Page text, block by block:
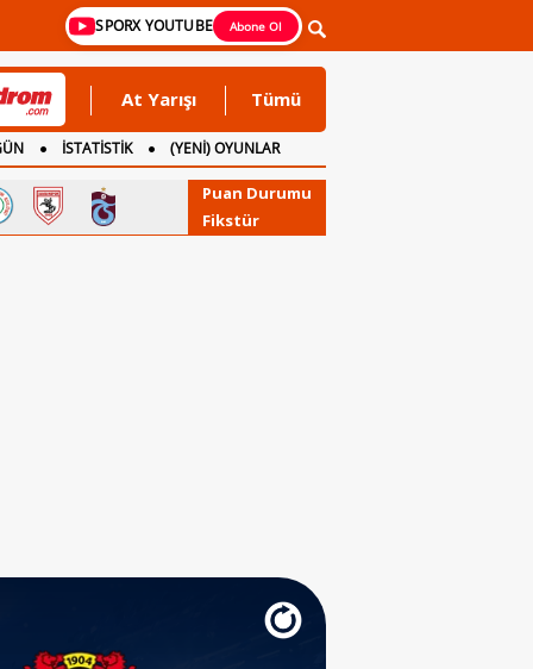
SPORX YOUTUBE Abone Ol
At Yarışı Tümü
İSTATİSTİK
(YENİ) OYUNLAR
Puan Durumu
Fikstür